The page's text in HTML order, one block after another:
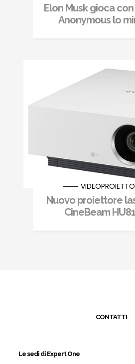
Elon Musk gioca
Anonymous lo
Nuovo proiettore
CineBeam
CONTATTI
Le sedi di Expert One